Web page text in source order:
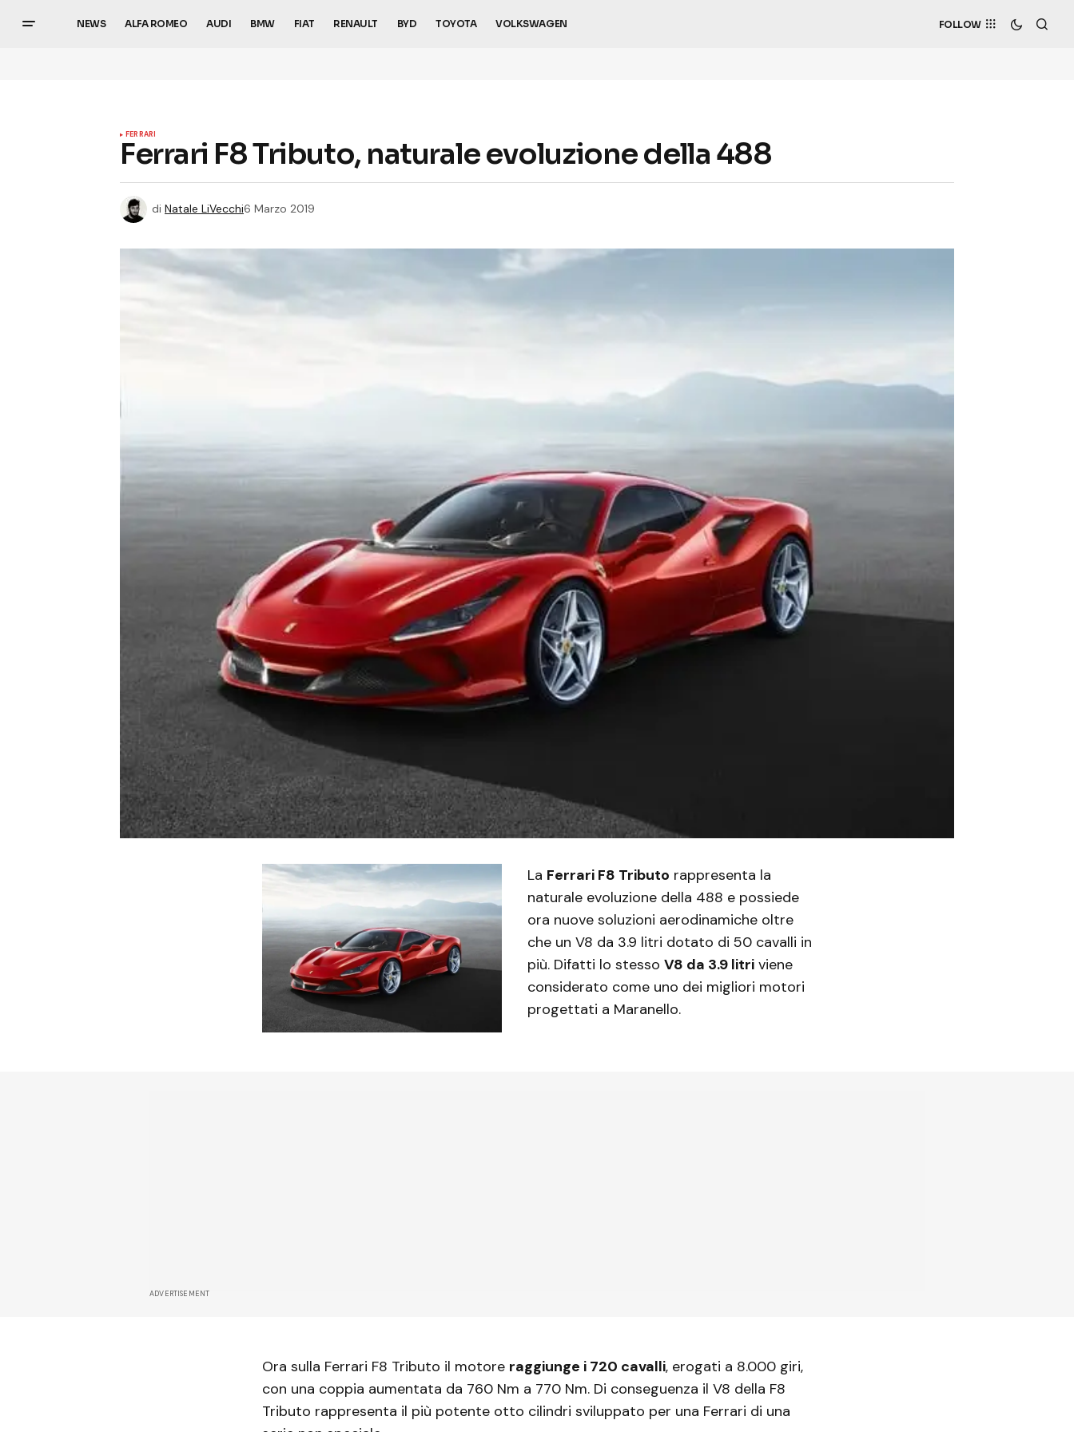
NEWS ALFA ROMEO AUDI BMW FIAT RENAULT BYD TOYOTA VOLKSWAGEN FOLLOW
FERRARI
Ferrari F8 Tributo, naturale evoluzione della 488
di Natale LiVecchi6 Marzo 2019
La Ferrari F8 Tributo rappresenta la
naturale evoluzione della 488 e possiede
ora nuove soluzioni aerodinamiche oltre
che un V8 da 3.9 litri dotato di 50 cavalli in
più. Difatti lo stesso V8 da 3.9 litri viene
considerato come uno dei migliori motori
progettati a Maranello.
ADVERTISEMENT
Ora sulla Ferrari F8 Tributo il motore raggiunge i 720 cavalli, erogati a 8.000 giri,
con una coppia aumentata da 760 Nm a 770 Nm. Di conseguenza il V8 della F8
Tributo rappresenta il più potente otto cilindri sviluppato per una Ferrari di una